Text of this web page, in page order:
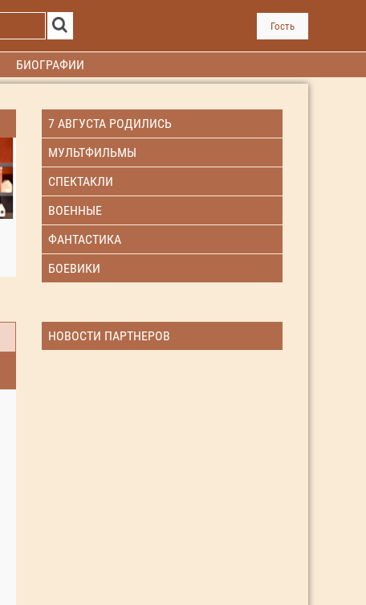
Гость
БИОГРАФИИ
7 АВГУСТА РОДИЛИСЬ
МУЛЬТФИЛЬМЫ
СПЕКТАКЛИ
ВОЕННЫЕ
ФАНТАСТИКА
БОЕВИКИ
НОВОСТИ ПАРТНЕРОВ